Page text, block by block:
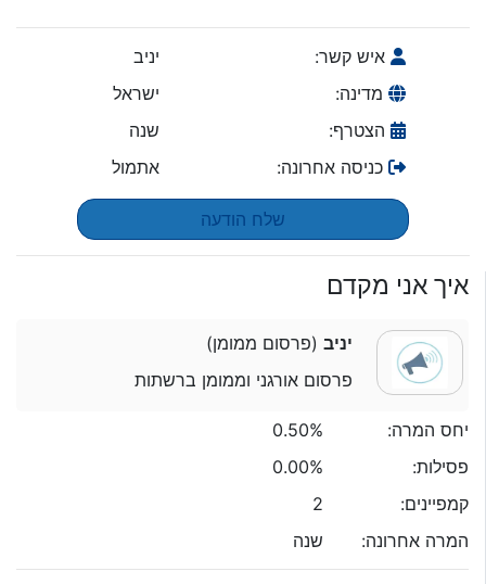
איש קשר:
יניב
מדינה:
ישראל
הצטרף:
שנה
כניסה אחרונה:
אתמול
שלח הודעה
איך אני מקדם
יניב(פרסום ממומן)
פרסום אורגני וממומן ברשתות
יחס המרה:
0.50%
פסילות:
0.00%
קמפיינים:
2
המרה אחרונה:
שנה